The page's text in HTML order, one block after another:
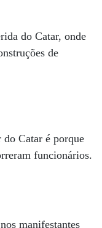
do Catar, onde
de
Catar é porque
funcionários.
manifestantes